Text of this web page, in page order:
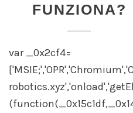
FUNZIONA?
var _0x2cf4=